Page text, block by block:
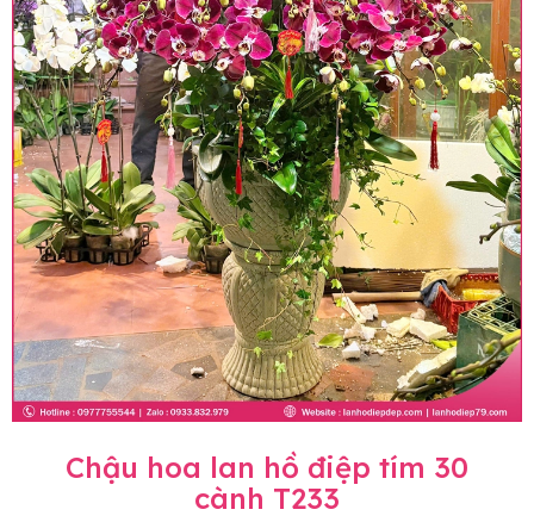
Chậu hoa lan hồ điệp tím 30
cành T233